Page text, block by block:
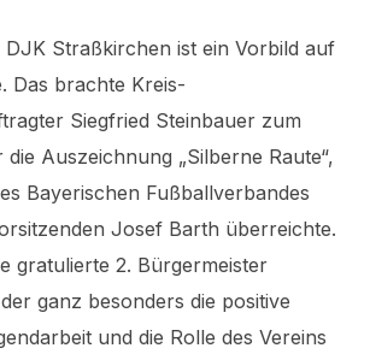
Straßkirchen ist ein Vorbild auf
Das brachte Kreis-
Siegfried Steinbauer zum
Auszeichnung „Silberne Raute“,
Bayerischen Fußballverbandes
Josef Barth überreichte.
gratulierte 2. Bürgermeister
ganz besonders die positive
und die Rolle des Vereins